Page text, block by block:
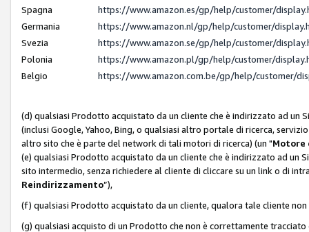
Spagna
https://www.amazon.es/gp/help/customer/
Germania
https://www.amazon.nl/gp/help/customer/
Svezia
https://www.amazon.se/gp/help/customer/
Polonia
https://www.amazon.pl/gp/help/customer/
Belgio
https://www.amazon.com.be/gp/help/customer/
(d) qualsiasi Prodotto acquistato da un cliente che è indirizzato ad un
(inclusi Google, Yahoo, Bing, o qualsiasi altro portale di ricerca,
altro sito che è parte del network di tali motori di ricerca) (un "Motore
(e) qualsiasi Prodotto acquistato da un cliente che è indirizzato ad un
sito intermedio, senza richiedere al cliente di cliccare su un link o di
Reindirizzamento”),
(f) qualsiasi Prodotto acquistato da un cliente, qualora tale cliente
(g) qualsiasi acquisto di un Prodotto che non è correttamente